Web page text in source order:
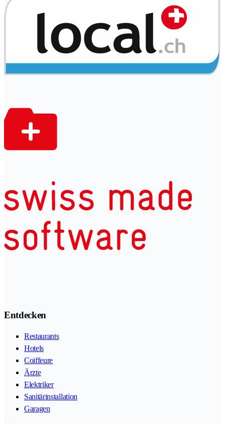
Entdecken
Restaurants
Hotels
Coiffeure
Ärzte
Elektriker
Sanitärinstallation
Garagen